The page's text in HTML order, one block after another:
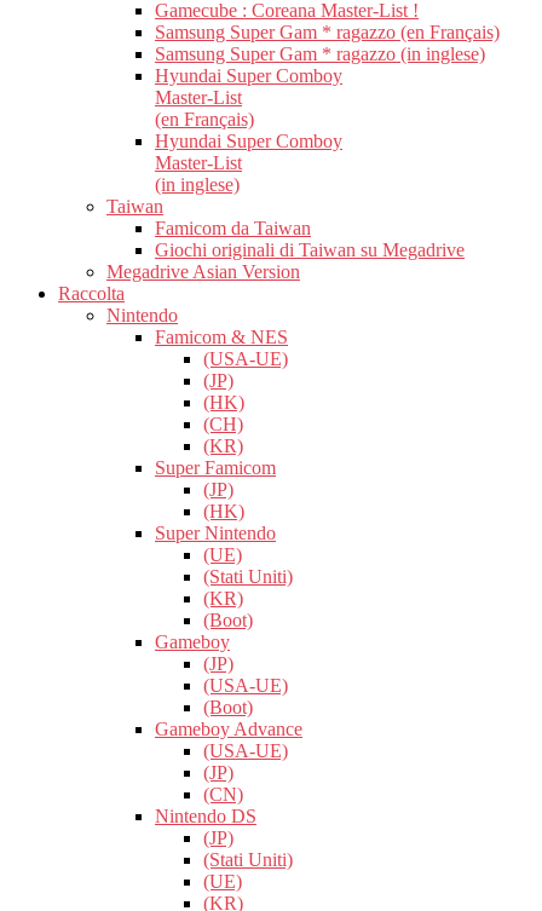
Gamecube : Coreana Master-List !
Samsung Super Gam * ragazzo (en Français)
Samsung Super Gam * ragazzo (in inglese)
Hyundai Super Comboy
Master-List
(en Français)
Hyundai Super Comboy
Master-List
(in inglese)
Taiwan
Famicom da Taiwan
Giochi originali di Taiwan su Megadrive
Megadrive Asian Version
Raccolta
Nintendo
Famicom & NES
(USA-UE)
(JP)
(HK)
(CH)
(KR)
Super Famicom
(JP)
(HK)
Super Nintendo
(UE)
(Stati Uniti)
(KR)
(Boot)
Gameboy
(JP)
(USA-UE)
(Boot)
Gameboy Advance
(USA-UE)
(JP)
(CN)
Nintendo DS
(JP)
(Stati Uniti)
(UE)
(KR)